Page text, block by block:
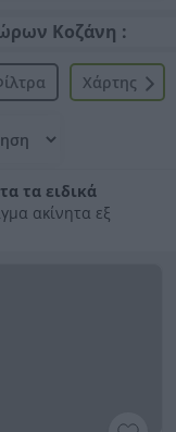
Κοζάνη :
Xάρτης
τα ειδικά
ακίνητα εξ